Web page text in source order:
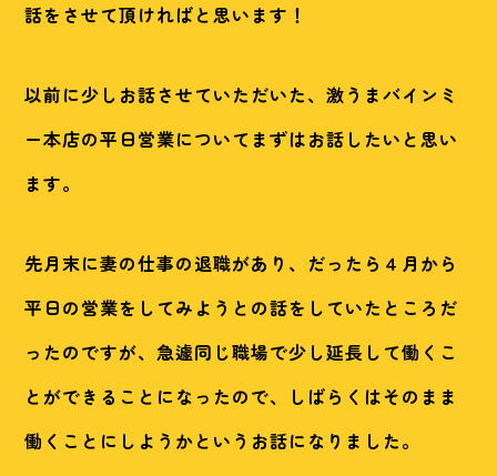
話をさせて頂ければと思います！
以前に少しお話させていただいた、激うまバインミ
ー本店の平日営業についてまずはお話したいと思い
ます。
先月末に妻の仕事の退職があり、だったら４月から
平日の営業をしてみようとの話をしていたところだ
ったのですが、急遽同じ職場で少し延長して働くこ
とができることになったので、しばらくはそのまま
働くことにしようかというお話になりました。